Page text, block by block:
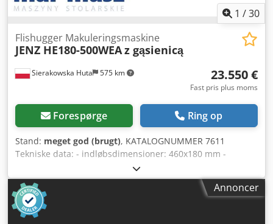
1 /30
Sierakowska Huta 575 km
Flishugger Makuleringsmaskine
JENZ HE180-500WEAz gąsienicą
23.550 €
Fast pris plus moms
Forespørge Ring op
Stand: meget god (brugt), KATALOGNUMMER 7611
Tekniske data: - indløbsdimensioner: 460x180 mm -
udløbsdiameter: 300 mm - akselbredde: 550 mm -
akseldiameter: 350 mm - antal knive: 10 stk. - knive
placeret i 2 rækker - autorevers - redskab til knivindstilling
- soldiameter: 30 mm - bælte både ovenfra og nedenfra -
trækkende aksel nedenunder - længde på fødebælte: 4400
Annoncer